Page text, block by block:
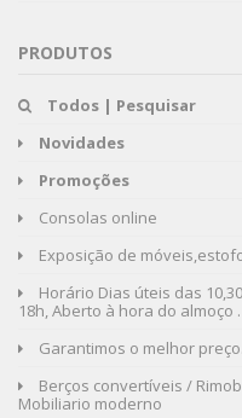
PRODUTOS
Todos | Pesquisar
Novidades
Promoções
Consolas online
Exposição de
Horário Dias úteis das
18h, Aberto à hora do almoço .
Garantimos o melhor preço.
Berços convertíveis /
Mobiliario moderno